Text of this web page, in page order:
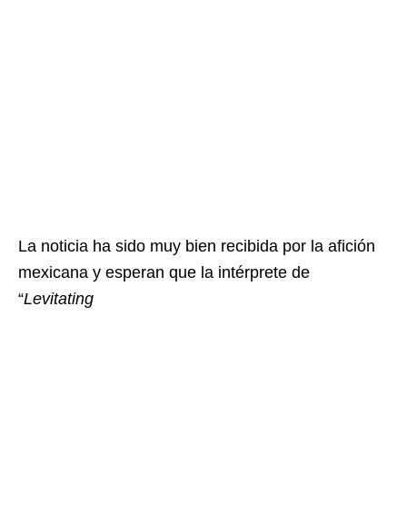
La noticia ha sido muy bien recibida por la afición
mexicana y esperan que la intérprete de
“Levitating